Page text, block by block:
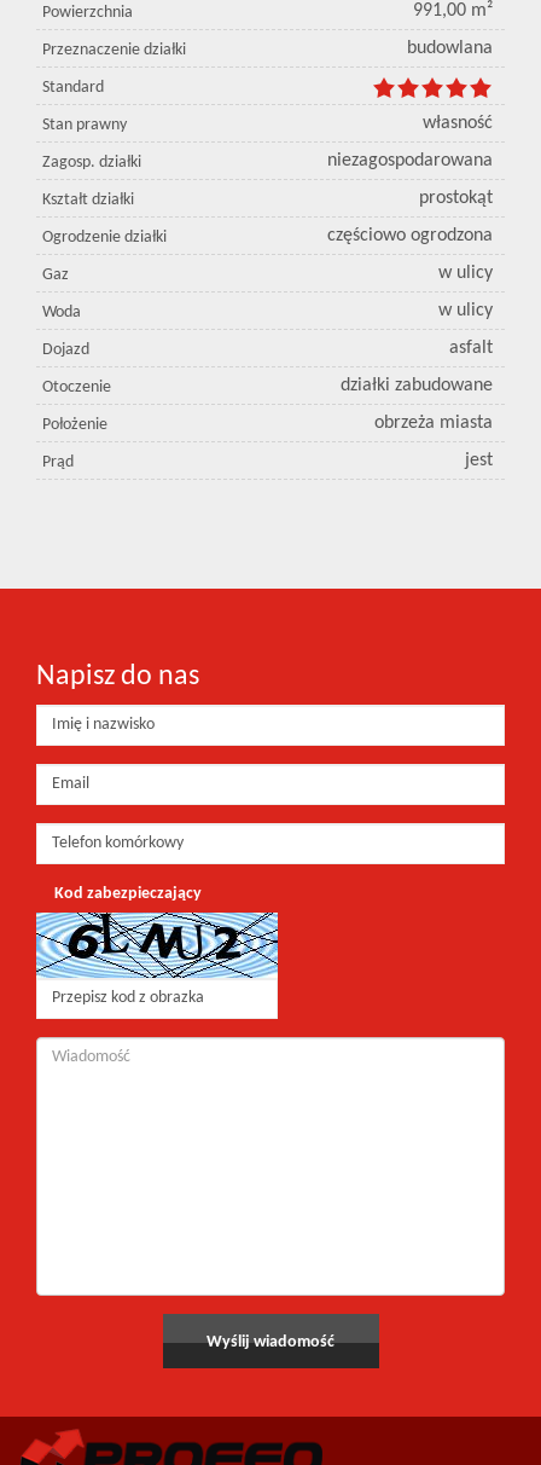
Powierzchnia 991,00 m²
Przeznaczenie działki budowlana
Standard
Stan prawny własność
Zagosp. działki niezagospodarowana
Kształt działki prostokąt
Ogrodzenie działki częściowo ogrodzona
Gaz w ulicy
Woda w ulicy
Dojazd asfalt
Otoczenie działki zabudowane
Położenie obrzeża miasta
Prąd jest
Napisz do nas
Kod zabezpieczający